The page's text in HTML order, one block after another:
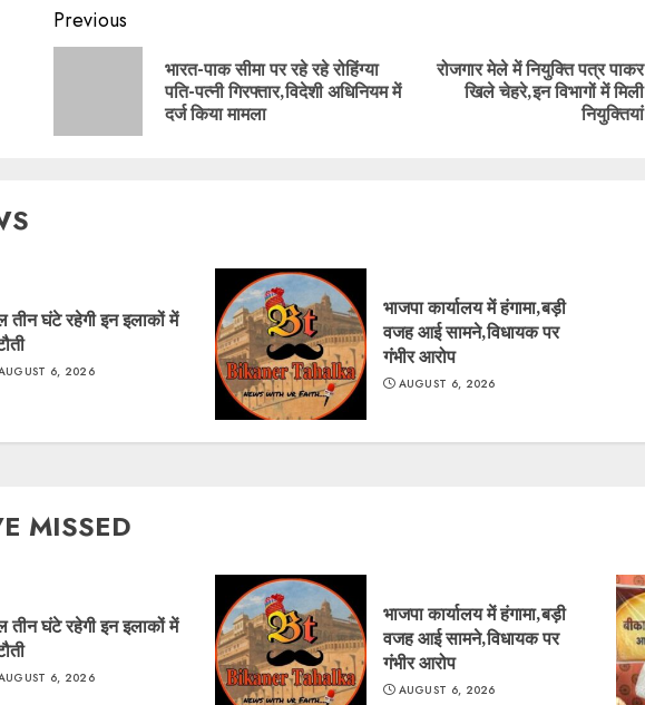
Continue
Reading
Previous
Previous
भारत-पाक सीमा पर रहे रहे रोहिंग्या
पति-पत्नी गिरफ्तार,विदेशी अधिनियम में
दर्ज किया मामला
Next
रोजगार मेले में नियुक्ति पत्र पाकर
खिले चेहरे,इन विभागों में मिली
नियुक्तियां
तीन घंटे रहेगी इन इलाकों में
6, 2026
भाजपा कार्यालय में हंगामा,बड़ी
वजह आई सामने,विधायक पर
गंभीर आरोप
AUGUST 6, 2026
MISSED
तीन घंटे रहेगी इन इलाकों में
6, 2026
भाजपा कार्यालय में हंगामा,बड़ी
वजह आई सामने,विधायक पर
गंभीर आरोप
AUGUST 6, 2026